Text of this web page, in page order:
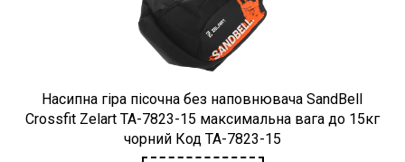
Насипна гіра пісочна без наповнювача SandBell
Crossfit Zelart TA-7823-15 максимальна вага до 15кг
чорний Код TA-7823-15